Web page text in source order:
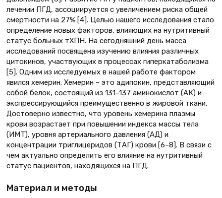
лечении ПГД, ассоциируется с увеличением риска общей
смертности на 27% [4]. Целью нашего исследования стало
определение новых факторов, влияющих на нутритивный
статус больных тХПН. На сегодняшний день масса
исследований посвящена изучению влияния различных
цитокинов, участвующих в процессах гиперкатаболизма
[5]. Одним из исследуемых в нашей работе фактором
явился хемерин. Хемерин – это адипокин, представляющий
собой белок, состоящий из 131–137 аминокислот (АК) и
экспрессирующийся преимущественно в жировой ткани.
Достоверно известно, что уровень хемерина плазмы
крови возрастает при повышении индекса массы тела
(ИМТ), уровня артериального давления (АД) и
концентрации триглицеридов (ТАГ) крови [6–8]. В связи с
чем актуально определить его влияние на нутритивный
статус пациентов, находящихся на ПГД.
Материал и методы